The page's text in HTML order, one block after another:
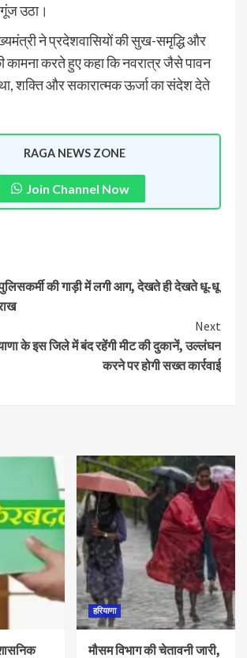
उठा।
ने प्रदेशवासियों की सुख-समृद्धि और
करते हुए कहा कि नवरात्र जैसे पावन
शक्ति और सकारात्मक ऊर्जा का संदेश देते
RAGA NEWS ZONE
Join Channel Now
पुलिसकर्मी की गाड़ी में लगी आग, देखते ही देखते धू-धू
Next
के इस जिले में बंद रहेंगी मीट की दुकानें, उल्लंघन
करने पर होगी सख्त कार्रवाई
हरियाणा
मौसम विभाग की चेतावनी जारी,